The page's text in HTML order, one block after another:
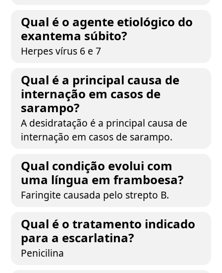
Qual é o agente etiológico do
exantema súbito?
Herpes vírus 6 e 7
Qual é a principal causa de
internação em casos de
sarampo?
A desidratação é a principal causa de
internação em casos de sarampo.
Qual condição evolui com
uma língua em framboesa?
Faringite causada pelo strepto B.
Qual é o tratamento indicado
para a escarlatina?
Penicilina